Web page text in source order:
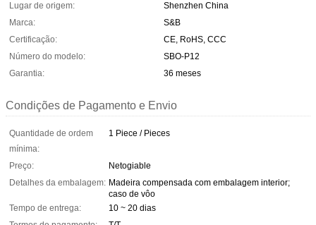
Lugar de origem:
Shenzhen China
Marca:
S&B
Certificação:
CE, RoHS, CCC
Número do modelo:
SBO-P12
Garantia:
36 meses
Condições de Pagamento e Envio
Quantidade de ordem
mínima:
1 Piece / Pieces
Preço:
Netogiable
Detalhes da embalagem: Madeira compensada com embalagem interior;
caso de vôo
Tempo de entrega:
10 ~ 20 dias